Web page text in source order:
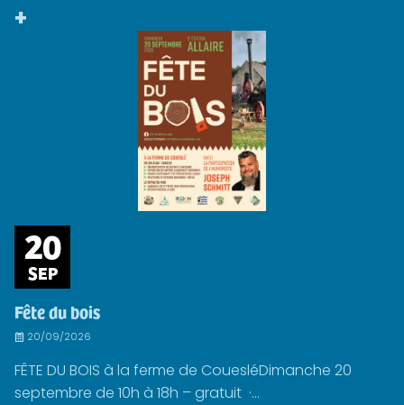
+
20
SEP
Fête du bois
20/09/2026
FÊTE DU BOIS à la ferme de CouesléDimanche 20
septembre de 10h à 18h – gratuit ·...